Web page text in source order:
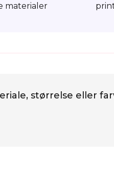
materialer
størrelse eller